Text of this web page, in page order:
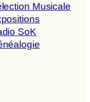
Musicale
SoK